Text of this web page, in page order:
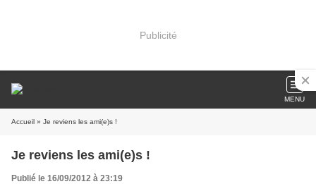
Publicité
MENU
Accueil » Je reviens les ami(e)s !
Je reviens les ami(e)s !
Publié le 16/09/2012 à 23:19